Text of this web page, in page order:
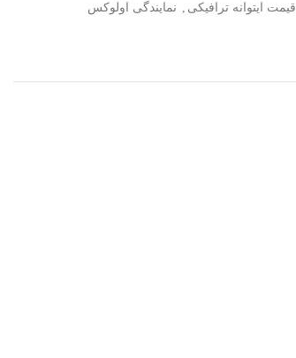
قیمت ایتوانه ترافیکی , نمایندگی اولوکس